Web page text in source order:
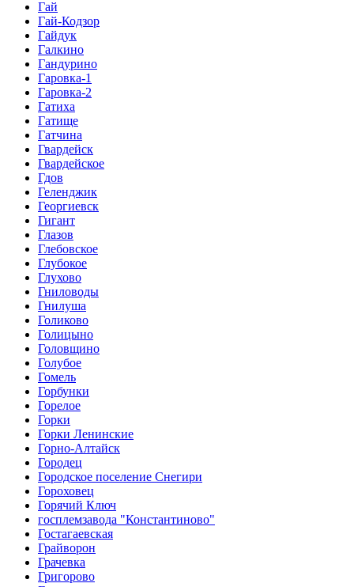
Гай
Гай-Кодзор
Гайдук
Галкино
Гандурино
Гаровка-1
Гаровка-2
Гатиха
Гатище
Гатчина
Гвардейск
Гвардейское
Гдов
Геленджик
Георгиевск
Гигант
Глазов
Глебовское
Глубокое
Глухово
Гниловоды
Гнилуша
Голиково
Голицыно
Головщино
Голубое
Гомель
Горбунки
Горелое
Горки
Горки Ленинские
Горно-Алтайск
Городец
Городское поселение Снегири
Гороховец
Горячий Ключ
госплемзавода "Константиново"
Гостагаевская
Грайворон
Грачевка
Григорово